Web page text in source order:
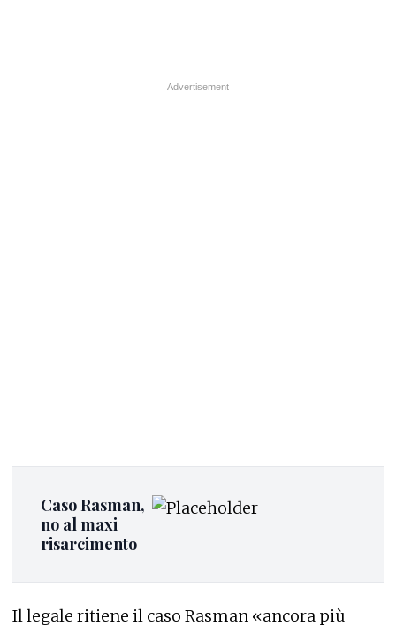
Caso Rasman,
no al maxi
risarcimento
Il legale ritiene il caso Rasman «ancora più